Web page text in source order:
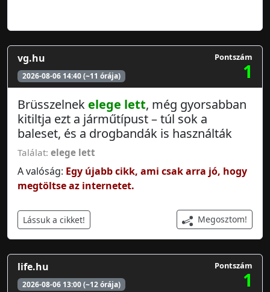
vg.hu
2026-08-06 14:40 (~11 órája)
Pontszám
1
Brüsszelnek elege lett, még gyorsabban
kitiltja ezt a járműtípust – túl sok a
baleset, és a drogbandák is használták
Találat: elege lett
A valóság: Egy újabb cikk, ami csak arra jó, hogy
megtöltse az internetet.
Lássuk a cikket! Megosztom!
life.hu
2026-08-06 13:00 (~12 órája)
Pontszám
1